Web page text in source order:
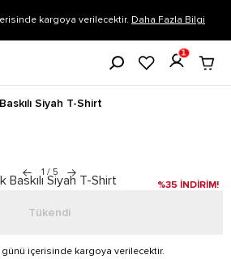
kargoya verilecektir. Daha Fazla Bilgi
1
Siyah T-Shirt
1 / 5
%35 İNDİRİM!
Tükendi
günü içerisinde kargoya verilecektir.